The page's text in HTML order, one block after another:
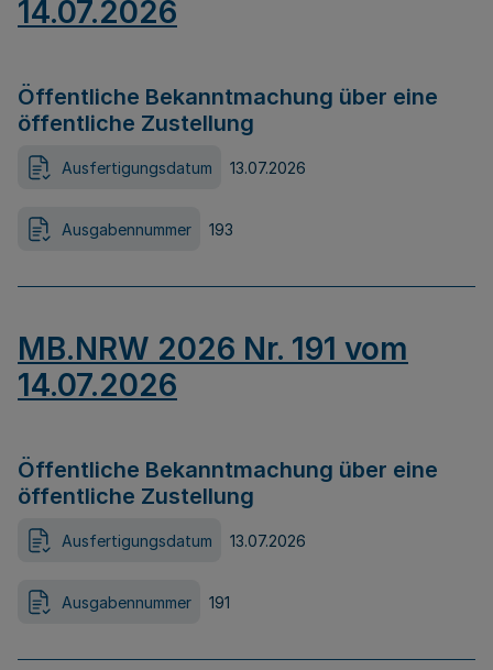
14.07.2026
Öffentliche Bekanntmachung über eine
öffentliche Zustellung
Ausfertigungsdatum 13.07.2026
Ausgabennummer 193
MB.NRW 2026 Nr. 191 vom
14.07.2026
Öffentliche Bekanntmachung über eine
öffentliche Zustellung
Ausfertigungsdatum 13.07.2026
Ausgabennummer 191